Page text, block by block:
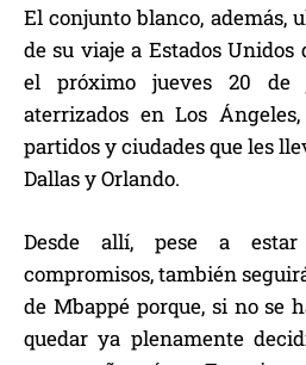
El conjunto blanco, además,
de su viaje a Estados Unidos
el próximo jueves 20 de
aterrizados en Los
partidos y ciudades que les
Dallas y Orlando.
Desde allí, pese a
compromisos, también
de Mbappé porque, si no se
quedar ya plenamente